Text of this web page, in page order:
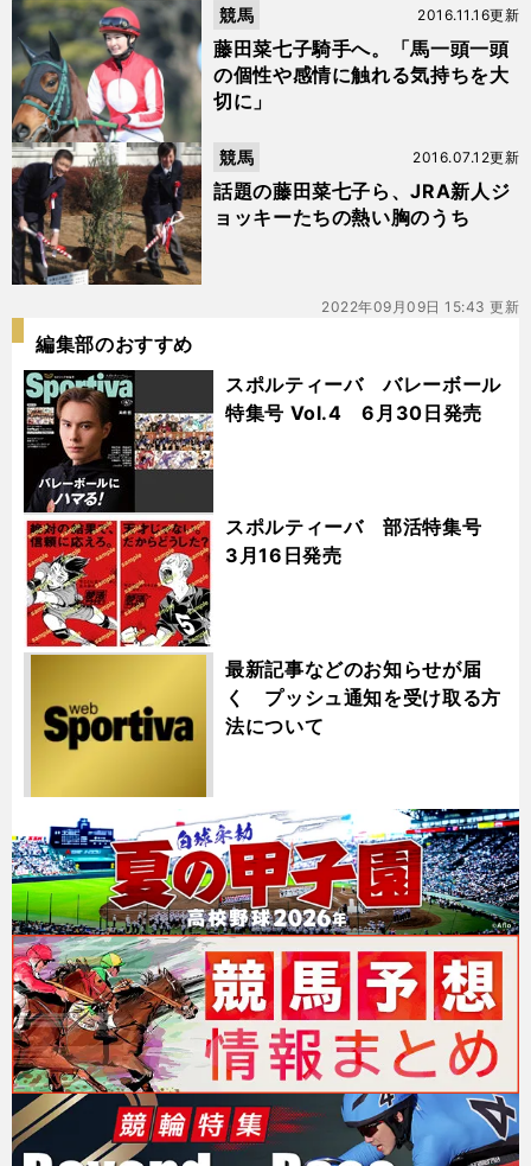
藤田菜七子騎手へ。「馬一頭一頭
の個性や感情に触れる気持ちを大
切に」
2016.11.16更新
競馬
話題の藤田菜七子ら、JRA新人ジ
ョッキーたちの熱い胸のうち
2016.07.12更新
競馬
2022年09月09日 15:43 更新
編集部のおすすめ
スポルティーバ バレーボール
特集号 Vol.4 6月30日発売
スポルティーバ 部活特集号
3月16日発売
最新記事などのお知らせが届
く プッシュ通知を受け取る方
法について